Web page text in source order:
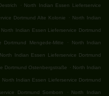
. North Indian Essen Lieferservice
Dortmund Alte Kolonie . North Indian
North Indian Essen Lieferservice Dortmund
Dortmund Mengede-Mitte . North Indian
North Indian Essen Lieferservice Dortmund
Dortmund Ostenbergstraße . North Indian
North Indian Essen Lieferservice Dortmund
Dortmund Somborn . North Indian